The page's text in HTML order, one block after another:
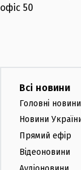
офіс 50
Всі новини
Головні новини
Новини
Прямий ефір
Відеоновини